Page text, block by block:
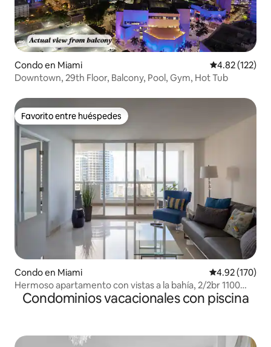
Condo en Miami Calificación
4.82 (122)
Downtown, 29th Floor, Balcony, Pool, Gym, Hot Tub
Favorito entre huéspedes
Favorito entre huéspedes
Condo en Miami Calificación
4.92 (170)
Hermoso apartamento con vistas a la bahía, 2/2br 1100
pies cuadrados
Condominios vacacionales con piscina